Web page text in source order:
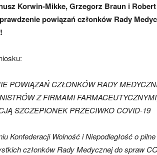
Korwin-Mikke, Grzegorz Braun i
powiązań członków Rady
POWIĄZAŃ CZŁONKÓW RADY
Z FIRMAMI
SZCZEPIONEK PRZECIWKO COVID-19
Konfederacji Wolność i Niepodległość o
członków Rady Medycznej do spraw